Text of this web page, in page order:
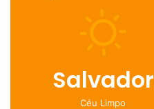
Salvador
Céu Limpo